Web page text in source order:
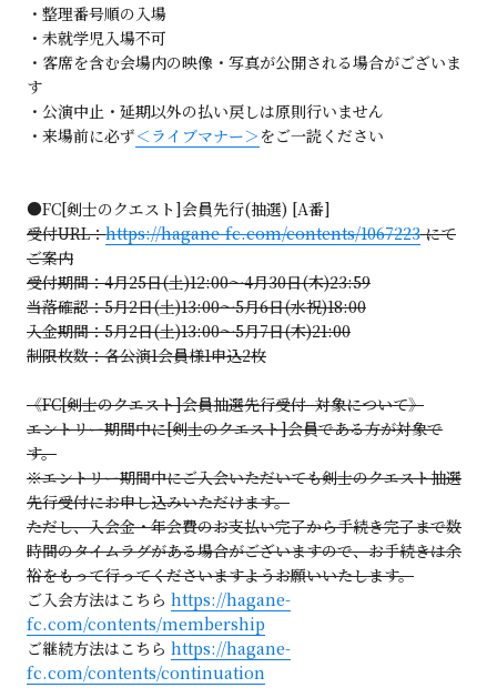
・整理番号順の入場
・未就学児入場不可
・客席を含む会場内の映像・写真が公開される場合がございま
す
・公演中止・延期以外の払い戻しは原則行いません
・来場前に必ず＜ライブマナー＞ をご一読ください
●FC[剣士のクエスト]会員先行(抽選) [A番]
受付URL：https://hagane-fc.com/contents/1067223にて
ご案内
受付期間：4月25日(土)12:00～4月30日(木)23:59
当落確認：5月2日(土)13:00～5月6日(水祝)18:00
入金期間：5月2日(土)13:00～5月7日(木)21:00
制限枚数：各公演1会員様1申込2枚
《FC[剣士のクエスト]会員抽選先行受付 対象について》
エントリー期間中に[剣士のクエスト]会員である方が対象で
す。
※エントリー期間中にご入会いただいても剣士のクエスト抽選
先行受付にお申し込みいただけます。
ただし、入会金・年会費のお支払い完了から手続き完了まで数
時間のタイムラグがある場合がございますので、お手続きは余
裕をもって行ってくださいますようお願いいたします。
ご入会方法はこちら https://hagane-
fc.com/contents/membership
ご継続方法はこちら https://hagane-
fc.com/contents/continuation